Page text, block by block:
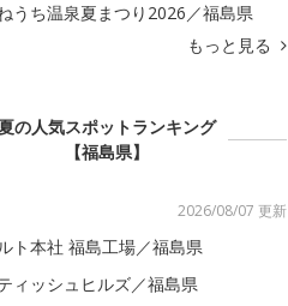
うち温泉夏まつり2026／福島県
もっと見る
の人気スポットランキング
【福島県】
2026/08/07 更新
ト本社 福島工場／福島県
ィッシュヒルズ／福島県